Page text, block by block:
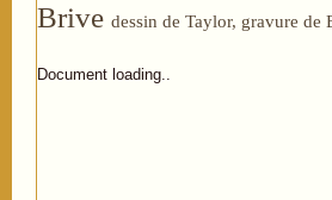
Brive dessin de Taylor, gravure de
Document loading..